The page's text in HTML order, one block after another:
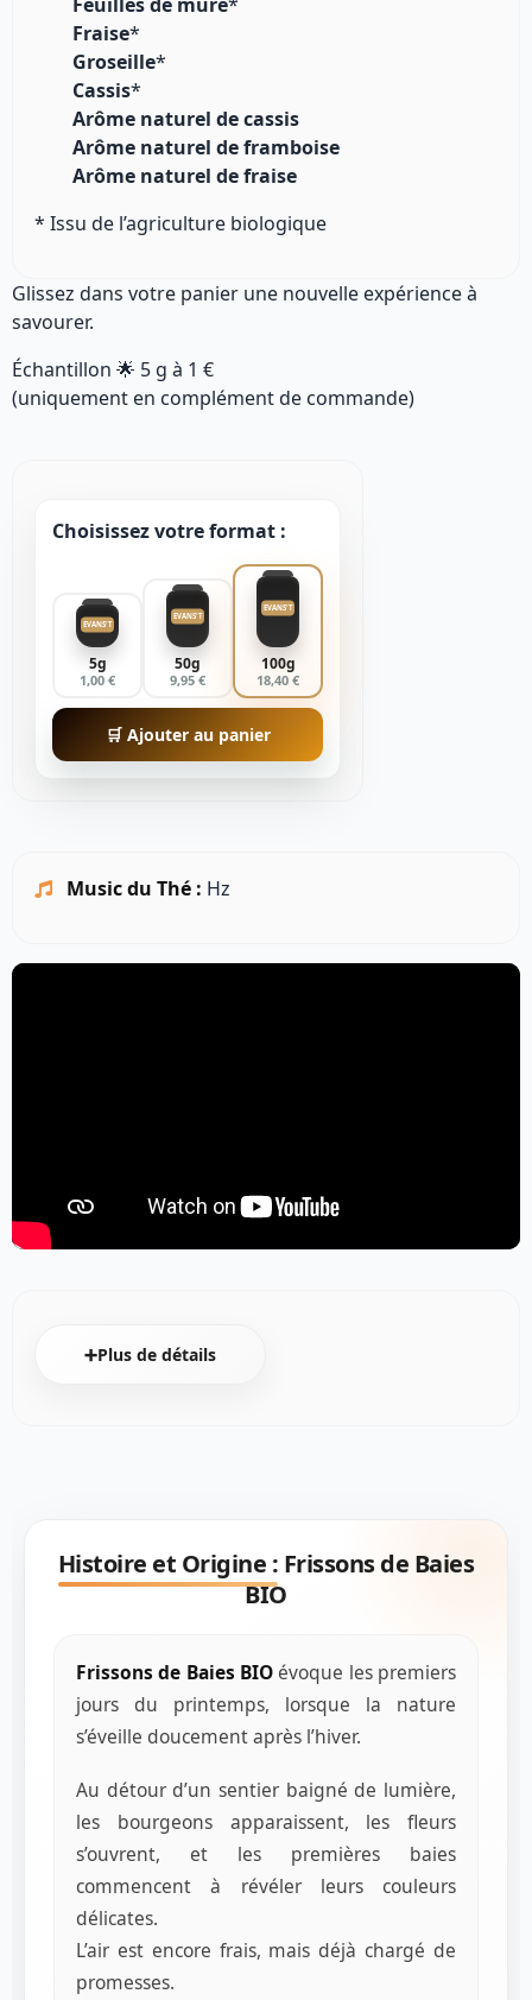
Fraise*
Groseille*
Cassis*
Arôme naturel de cassis
Arôme naturel de framboise
Arôme naturel de fraise
* Issu de l’agriculture biologique
Glissez dans votre panier une nouvelle expérience à
savourer.
Échantillon 🌟 5 g à 1 €
(uniquement en complément de commande)
Choisissez votre format :
EVANS'T
5g
1,00 €
EVANS'T
50g
9,95 €
EVANS'T
100g
18,40 €
🛒 Ajouter au panier
Music du Thé : Hz
➕Plus de détails
Histoire et Origine : Frissons de Baies
BIO
Frissons de Baies BIO évoque les premiers
jours du printemps, lorsque la nature
s’éveille doucement après l’hiver.
Au détour d’un sentier baigné de lumière,
les bourgeons apparaissent, les fleurs
s’ouvrent, et les premières baies
commencent à révéler leurs couleurs
délicates.
L’air est encore frais, mais déjà chargé de
promesses.